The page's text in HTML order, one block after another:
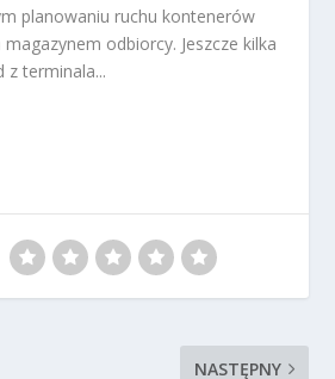
planowaniu ruchu kontenerów
odbiorcy. Jeszcze kilka
z terminala...
NASTĘPNY